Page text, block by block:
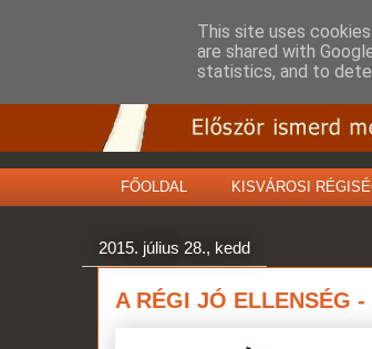
FŐOLDAL KISVÁROSI
2015. július 28., kedd
A RÉGI JÓ ELLENSÉG -
This site uses
are shared with
statistics, and to